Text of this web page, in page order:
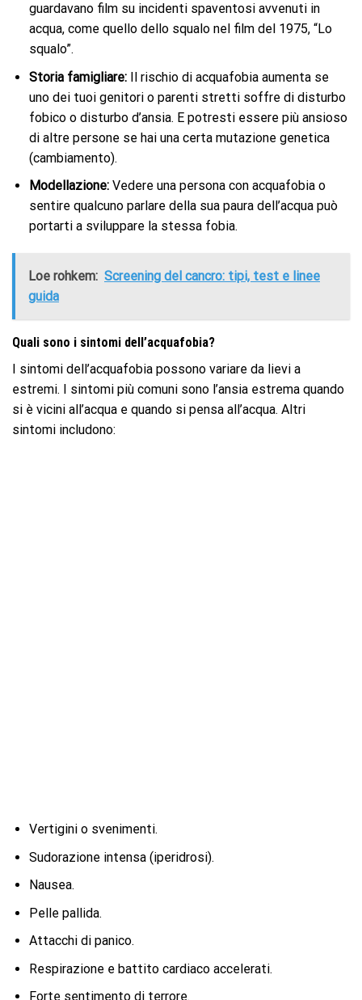
guardavano film su incidenti spaventosi avvenuti in
acqua, come quello dello squalo nel film del 1975, “Lo
squalo”.
Storia famigliare:Il rischio di acquafobia aumenta se
uno dei tuoi genitori o parenti stretti soffre di disturbo
fobico o disturbo d’ansia. E potresti essere più ansioso
di altre persone se hai una certa mutazione genetica
(cambiamento).
Modellazione:Vedere una persona con acquafobia o
sentire qualcuno parlare della sua paura dell’acqua può
portarti a sviluppare la stessa fobia.
Loe rohkem: Screening del cancro: tipi, test e linee
guida
Quali sono i sintomi dell’acquafobia?
I sintomi dell’acquafobia possono variare da lievi a
estremi. I sintomi più comuni sono l’ansia estrema quando
si è vicini all’acqua e quando si pensa all’acqua. Altri
sintomi includono:
Vertigini o svenimenti.
Sudorazione intensa (iperidrosi).
Nausea.
Pelle pallida.
Attacchi di panico.
Respirazione e battito cardiaco accelerati.
Forte sentimento di terrore.